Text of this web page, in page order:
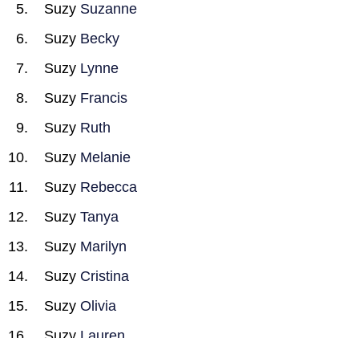
Suzy Suzanne
Suzy Becky
Suzy Lynne
Suzy Francis
Suzy Ruth
Suzy Melanie
Suzy Rebecca
Suzy Tanya
Suzy Marilyn
Suzy Cristina
Suzy Olivia